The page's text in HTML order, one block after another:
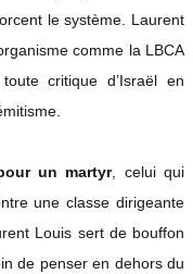
le système. Laurent
comme la LBCA
critique d’Israël en
un martyr, celui qui
une classe dirigeante
Louis sert de bouffon
de penser en dehors du